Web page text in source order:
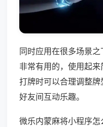
同时应用在很多场景
非常有用的，使用起
打牌时可以合理调整
好友间互动乐趣。
微乐内蒙麻将小程序